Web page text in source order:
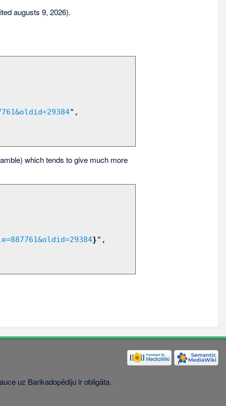
augusts 9, 2026).
",
which tends to give much more
}",
uz Barikadopēdiju ir obligāta.